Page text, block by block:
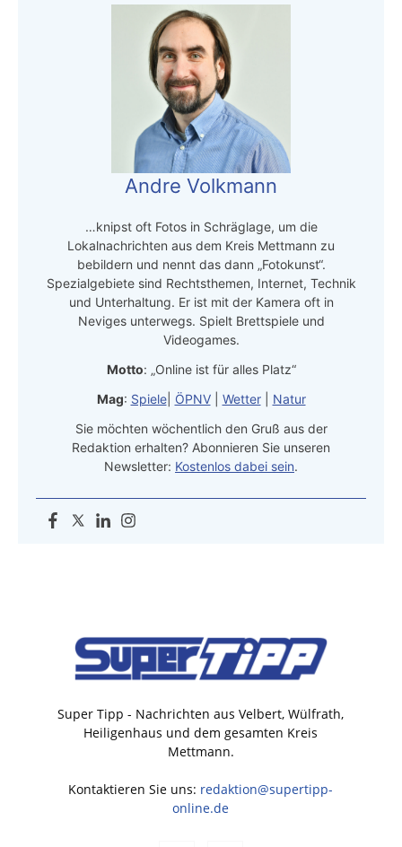
Andre Volkmann
…knipst oft Fotos in Schräglage, um die
Lokalnachrichten aus dem Kreis Mettmann zu
bebildern und nennt das dann „Fotokunst“.
Spezialgebiete sind Rechtsthemen, Internet, Technik
und Unterhaltung. Er ist mit der Kamera oft in
Neviges unterwegs. Spielt Brettspiele und
Videogames.
Motto: „Online ist für alles Platz“
Mag: Spiele| ÖPNV| Wetter| Natur
Sie möchten wöchentlich den Gruß aus der
Redaktion erhalten? Abonnieren Sie unseren
Newsletter: Kostenlos dabei sein.
Super Tipp - Nachrichten aus Velbert, Wülfrath,
Heiligenhaus und dem gesamten Kreis
Mettmann.
Kontaktieren Sie uns: redaktion@supertipp-
online.de